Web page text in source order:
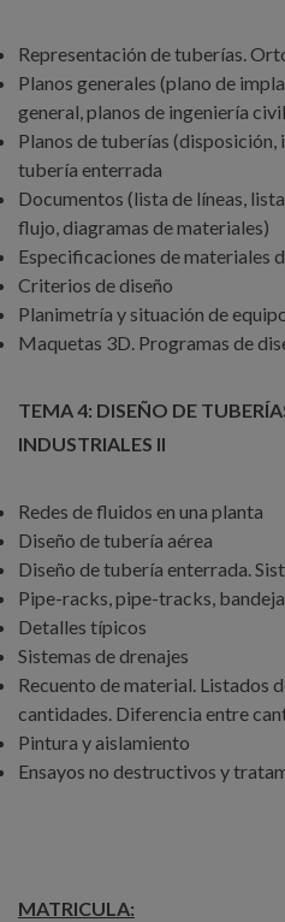
Representación de tuberías.
Planos generales (plano de
general, planos de ingeniería
Planos de tuberías (disposición,
tubería enterrada
Documentos (lista de líneas,
flujo, diagramas de materiales)
Especificaciones de materiales
Criterios de diseño
Planimetría y situación de
Maquetas 3D. Programas de
TEMA 4: DISEÑO DE
INDUSTRIALES II
Redes de fluidos en una planta
Diseño de tubería aérea
Diseño de tubería enterrada.
Pipe-racks, pipe-tracks,
Detalles típicos
Sistemas de drenajes
Recuento de material. Listados
cantidades. Diferencia entre
Pintura y aislamiento
Ensayos no destructivos y
MATRICULA: